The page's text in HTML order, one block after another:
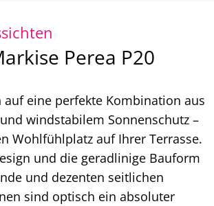
Perea P20
auf eine perfekte Kombination aus
windstabilem Sonnenschutz –
Wohlfühlplatz auf Ihrer Terrasse.
und die geradlinige Bauform
und dezenten seitlichen
sind optisch ein absoluter